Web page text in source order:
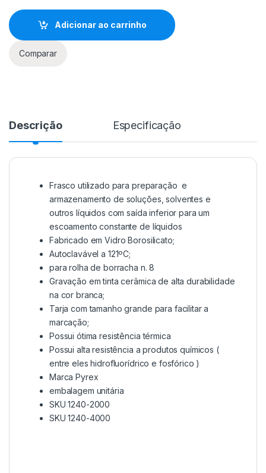
Adicionar ao carrinho
Comparar
Descrição Especificação
Frasco utilizado para preparação e
armazenamento de soluções, solventes e
outros líquidos com saída inferior para um
escoamento constante de líquidos
Fabricado em Vidro Borosilicato;
Autoclavável a 121ºC;
para rolha de borracha n. 8
Gravação em tinta cerâmica de alta durabilidade
na cor branca;
Tarja com tamanho grande para facilitar a
marcação;
Possui ótima resistência térmica
Possui alta resistência a produtos químicos (
entre eles hidrofluorídrico e fosfórico )
Marca Pyrex
embalagem unitária
SKU 1240-2000
SKU 1240-4000